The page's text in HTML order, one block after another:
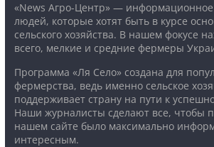
«News Агро-Центр» —
людей, которые хотят быть в курсе
сельского хозяйства. В нашем фокусе
всего, мелкие и средние фермеры
Программа «Ля Село» создана для
фермерства, ведь именно сельское
поддерживает страну на пути к
Наши журналисты сделают все, чтобы
нашем сайте было максимально
интересным.